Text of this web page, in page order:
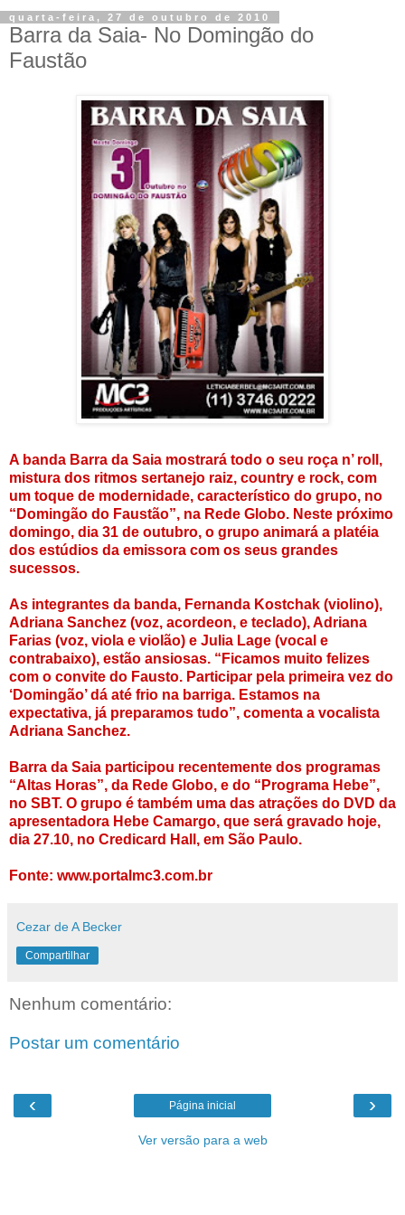
quarta-feira, 27 de outubro de 2010
Barra da Saia- No Domingão do
Faustão
A banda Barra da Saia mostrará todo o seu roça n’ roll,
mistura dos ritmos sertanejo raiz, country e rock, com
um toque de modernidade, característico do grupo, no
“Domingão do Faustão”, na Rede Globo. Neste próximo
domingo, dia 31 de outubro, o grupo animará a platéia
dos estúdios da emissora com os seus grandes
sucessos.
As integrantes da banda, Fernanda Kostchak (violino),
Adriana Sanchez (voz, acordeon, e teclado), Adriana
Farias (voz, viola e violão) e Julia Lage (vocal e
contrabaixo), estão ansiosas. “Ficamos muito felizes
com o convite do Fausto. Participar pela primeira vez do
‘Domingão’ dá até frio na barriga. Estamos na
expectativa, já preparamos tudo”, comenta a vocalista
Adriana Sanchez.
Barra da Saia participou recentemente dos programas
“Altas Horas”, da Rede Globo, e do “Programa Hebe”,
no SBT. O grupo é também uma das atrações do DVD da
apresentadora Hebe Camargo, que será gravado hoje,
dia 27.10, no Credicard Hall, em São Paulo.
Fonte: www.portalmc3.com.br
Cezar de A Becker
Compartilhar
Nenhum comentário:
Postar um comentário
‹ ›
Página inicial
Ver versão para a web